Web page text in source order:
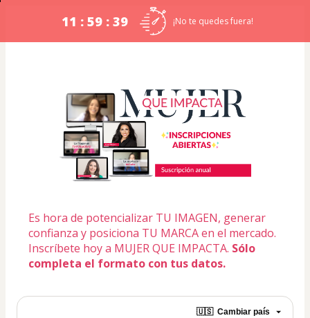
11 : 59 : 38 ¡No te quedes fuera!
Es hora de potencializar TU IMAGEN, generar
confianza y posiciona TU MARCA en el mercado.
Inscríbete hoy a MUJER QUE IMPACTA. Sólo
completa el formato con tus datos.
🇺🇸 Cambiar país